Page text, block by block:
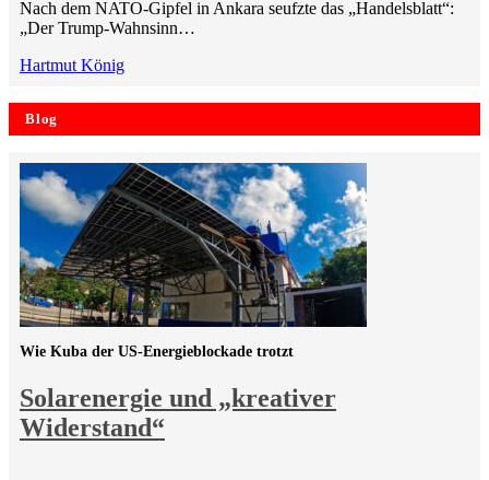
Nach dem NATO-Gipfel in Ankara seufzte das „Handelsblatt“:
„Der Trump-Wahnsinn…
Hartmut König
Blog
Solarenergie und „kreativer
Widerstand“
Wie Kuba der US-Energieblockade trotzt